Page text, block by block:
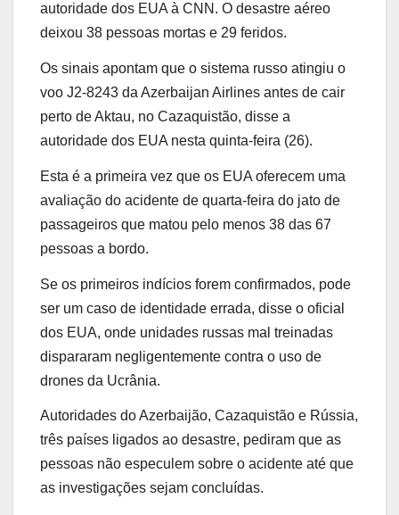
autoridade dos EUA à CNN. O desastre aéreo
deixou 38 pessoas mortas e 29 feridos.
Os sinais apontam que o sistema russo atingiu o
voo J2-8243 da Azerbaijan Airlines antes de cair
perto de Aktau, no Cazaquistão, disse a
autoridade dos EUA nesta quinta-feira (26).
Esta é a primeira vez que os EUA oferecem uma
avaliação do acidente de quarta-feira do jato de
passageiros que matou pelo menos 38 das 67
pessoas a bordo.
Se os primeiros indícios forem confirmados, pode
ser um caso de identidade errada, disse o oficial
dos EUA, onde unidades russas mal treinadas
dispararam negligentemente contra o uso de
drones da Ucrânia.
Autoridades do Azerbaijão, Cazaquistão e Rússia,
três países ligados ao desastre, pediram que as
pessoas não especulem sobre o acidente até que
as investigações sejam concluídas.